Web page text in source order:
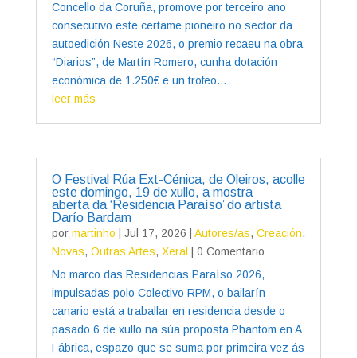
Concello da Coruña, promove por terceiro ano
consecutivo este certame pioneiro no sector da
autoedición Neste 2026, o premio recaeu na obra
“Diarios”, de Martín Romero, cunha dotación
económica de 1.250€ e un trofeo...
leer más
O Festival Rúa Ext-Cénica, de Oleiros, acolle
este domingo, 19 de xullo, a mostra
aberta da ‘Residencia Paraíso’ do artista
Darío Bardam
por martinho Jul 17, 2026 Autores/as, Creación,
Novas, Outras Artes, Xeral
| 0 Comentario
No marco das Residencias Paraíso 2026,
impulsadas polo Colectivo RPM, o bailarín
canario está a traballar en residencia desde o
pasado 6 de xullo na súa proposta Phantom en A
Fábrica, espazo que se suma por primeira vez ás